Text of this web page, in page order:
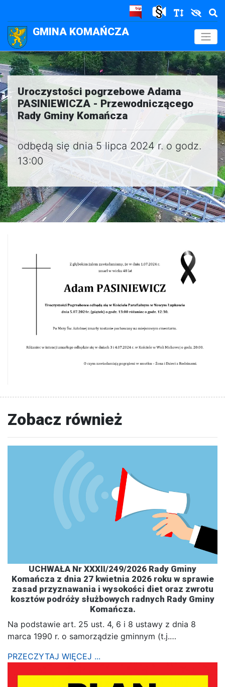
GMINA KOMAŃCZA .
Uroczystości pogrzebowe Adama
PASINIEWICZA - Przewodniczącego
Rady Gminy Komańcza
odbędą się dnia 5 lipca 2024 r. o godz.
13:00
Zobacz również
UCHWAŁA Nr XXXII/249/2026 Rady Gminy
Komańcza z dnia 27 kwietnia 2026 roku w sprawie
zasad przyznawania i wysokości diet oraz zwrotu
kosztów podróży służbowych radnych Rady Gminy
Komańcza.
Na podstawie art. 25 ust. 4, 6 i 8 ustawy z dnia 8
marca 1990 r. o samorządzie gminnym (t.j.…
PRZECZYTAJ WIĘCEJ ...